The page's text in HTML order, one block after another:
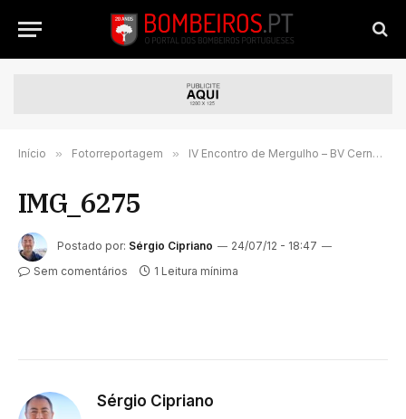
Início » Fotorreportagem » IV Encontro de Mergulho – BV Cernache do Bonjardim
IMG_6275
Postado por: Sérgio Cipriano
24/07/12 - 18:47
Sem comentários
1 Leitura mínima
Sérgio Cipriano